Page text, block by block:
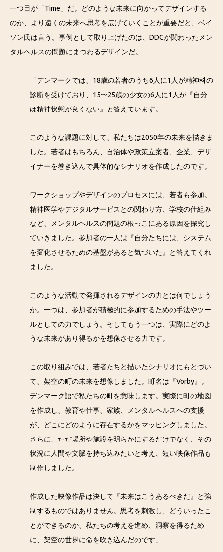
一つ目が「Time」だ。どのような未来に向かってデザインする
のか、より遠くの未来へ思考を広げていくことが重要だと、ベイ
ソン氏は言う。事例として取り上げたのは、DDCが関わったメン
タルヘルスの問題にまつわるデザインだ。
「デンマークでは、18歳の若者のうち6人に1人が精神科の
診断を受けており、15〜25歳の少女の6人に1人が『自分
は精神状態が良くない』と答えています。
このような課題に対して、私たちは2050年の未来を描きま
した。若者はもちろん、自治体や政策立案者、企業、デザ
イナーを巻き込んで具体的なシナリオを作成したのです。
ワークショップやデザインのプロセスには、若者も参加。
精神医学やデジタルサービスとの関わり方、学校の仕組み
など、メンタルヘルスの問題の根っこにある原因を探究し
ていきました。参加者の一人は『自分たちには、システム
を変化させるための基盤があると気づいた』と答えてくれ
ました。
このような活動で発揮されるデザインの力とは何でしょう
か。一つは、参加者が積極的に参加するための手法やツー
ルとしての力でしょう。そしてもう一つは、実際にどのよ
うな未来があり得るかを想像させる力です。
この取り組みでは、若者たちと描いたシナリオにもとづい
て、架空の町の未来を想像しました。町名は『Vorby』。
デンマーク語で私たちの町を意味します。実際に町の地図
を作成し、教育や仕事、家族、メンタルヘルスへの支援
が、どこにどのように存在するかをマッピングしました。
さらに、ただ場所や施設を明らかにするだけでなく、その
状況に人間や文脈を持ち込みたいと考え、短い映像作品も
制作しました。
作成した映像作品は決して『未来はこうあるべきだ』と強
制するものではありません。思考を刺激し、どういったこ
とができるのか、私たちの考えを進め、洞察を得るため
に、架空の世界に命を吹き込んだのです」